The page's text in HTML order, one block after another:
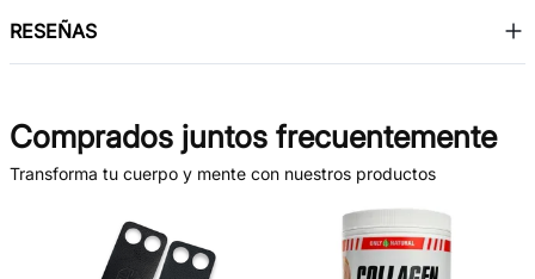
RESEÑAS
Comprados juntos frecuentemente
Transforma tu cuerpo y mente con nuestros productos